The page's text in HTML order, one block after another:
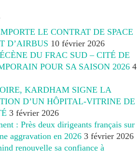
LE CONTRAT DE SPACE
D’AIRBUS 10 février 2026
DU FRAC SUD – CITÉ DE
POUR SA SAISON 2026 4
KARDHAM SIGNE LA
D’UN HÔPITAL-VITRINE DE
3 février 2026
: Près deux dirigeants français sur
aggravation en 2026 3 février 2026
renouvelle sa confiance à